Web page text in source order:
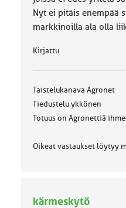
Nyt ei pitäis enempää
markkinoilla ala olla
Kirjattu
Taistelukanava Agronet
Tiedustelu ykkönen
Totuus on Agronettiä
Oikeat vastaukset löytyy
kärmeskytö